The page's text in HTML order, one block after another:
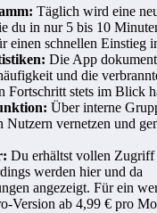
Täglich wird eine
du in nur 5 bis 10
einen schnellen Einstieg
Die App
und die
Fortschritt stets im Blick
Über interne
Nutzern vernetzen und
Du erhältst vollen Zugriff
werden hier und da
angezeigt. Für ein
Version ab 4,99 € pro